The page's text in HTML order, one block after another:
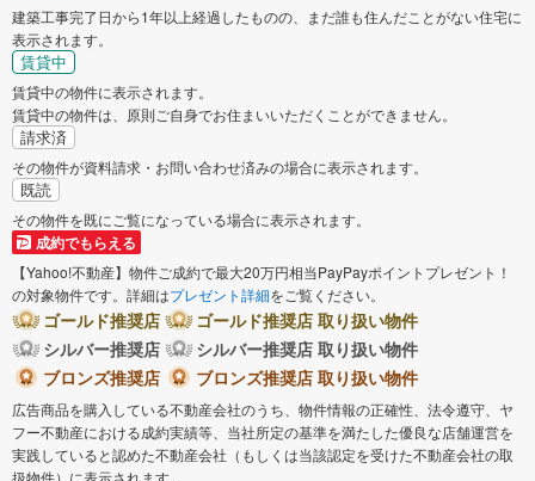
建築工事完了日から1年以上経過したものの、まだ誰も住んだことがない住宅に
表示されます。
賃貸中
賃貸中の物件に表示されます。
賃貸中の物件は、原則ご自身でお住まいいただくことができません。
請求済
その物件が資料請求・お問い合わせ済みの場合に表示されます。
既読
その物件を既にご覧になっている場合に表示されます。
成約でもらえる
【Yahoo!不動産】物件ご成約で最大20万円相当PayPayポイントプレゼント！
の対象物件です。詳細はプレゼント詳細をご覧ください。
ゴールド推奨店
ゴールド推奨店 取り扱い物件
シルバー推奨店
シルバー推奨店 取り扱い物件
ブロンズ推奨店
ブロンズ推奨店 取り扱い物件
広告商品を購入している不動産会社のうち、物件情報の正確性、法令遵守、ヤ
フー不動産における成約実績等、当社所定の基準を満たした優良な店舗運営を
実践していると認めた不動産会社（もしくは当該認定を受けた不動産会社の取
扱物件）に表示されます。